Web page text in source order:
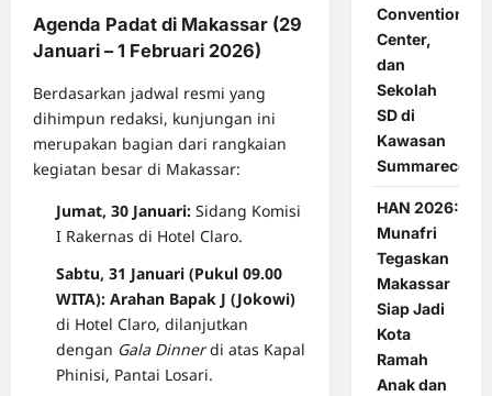
Agenda Padat di Makassar (29
Januari – 1 Februari 2026)
Berdasarkan jadwal resmi yang
dihimpun redaksi, kunjungan ini
merupakan bagian dari rangkaian
kegiatan besar di Makassar:
Jumat, 30 Januari: Sidang Komisi
I Rakernas di Hotel Claro.
Sabtu, 31 Januari (Pukul 09.00
WITA): Arahan Bapak J (Jokowi)
di Hotel Claro, dilanjutkan
dengan Gala Dinnerdi atas Kapal
Phinisi, Pantai Losari.
Convention
Center,
dan
Sekolah
SD di
Kawasan
Summarecon
HAN 2026:
Munafri
Tegaskan
Makassar
Siap Jadi
Kota
Ramah
Anak dan